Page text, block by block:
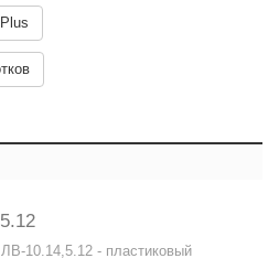
10.14,5.12 - пластиковый